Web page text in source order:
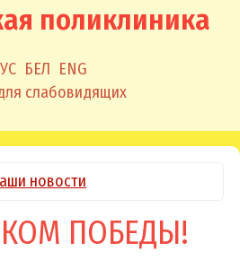
поликлиника
БЕЛ ENG
слабовидящих
новости
ПОБЕДЫ!